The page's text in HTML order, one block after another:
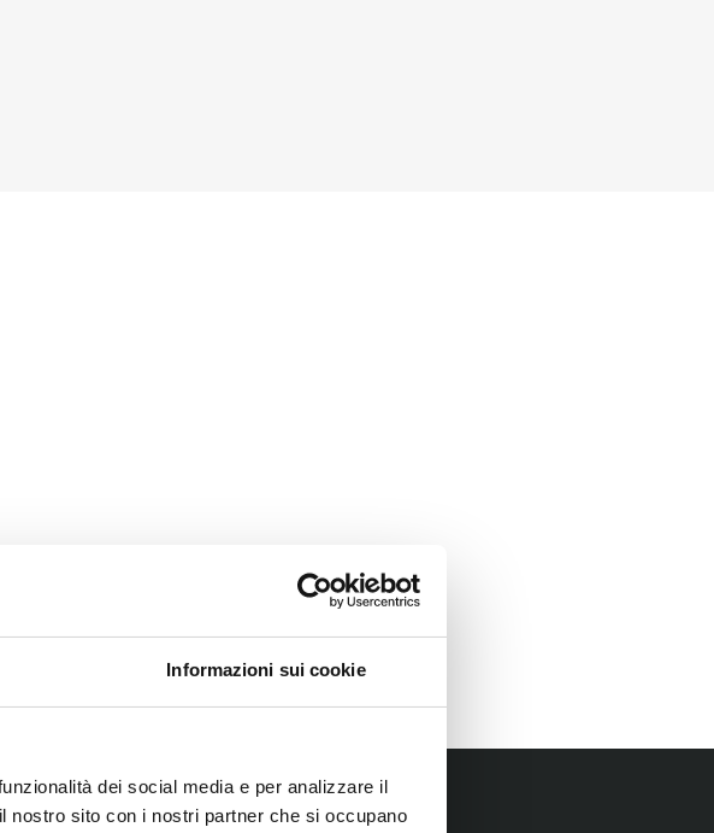
Informazioni sui cookie
dei social media e per analizzare il
nostro sito con i nostri partner che si occupano